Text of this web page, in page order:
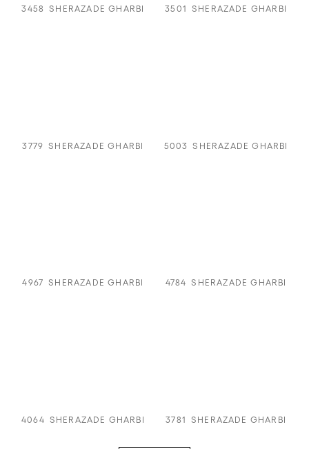
3458 SHERAZADE GHARBI 3501 SHERAZADE GHARBI
3779 SHERAZADE GHARBI 5003 SHERAZADE GHARBI
4967 SHERAZADE GHARBI 4784 SHERAZADE GHARBI
4064 SHERAZADE GHARBI 3781 SHERAZADE GHARBI